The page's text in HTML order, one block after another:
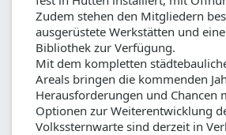
Zudem stehen den Mitgliedern
ausgerüstete Werkstätten und
Bibliothek zur Verfügung.
Mit dem kompletten
Areals bringen die kommenden
Herausforderungen und Chancen
Optionen zur Weiterentwicklung
Volkssternwarte sind derzeit in